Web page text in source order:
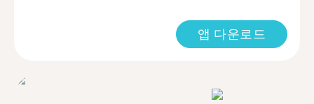
앱 다운로드